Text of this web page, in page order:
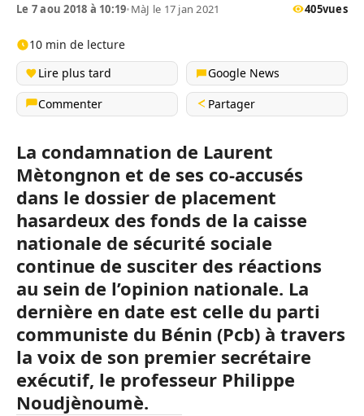
Le 7 aou 2018 à 10:19•MàJ le 17 jan 2021 405vues
10 min de lecture
Lire plus tard
Google News
Commenter
Partager
La condamnation de Laurent
Mètongnon et de ses co-accusés
dans le dossier de placement
hasardeux des fonds de la caisse
nationale de sécurité sociale
continue de susciter des réactions
au sein de l’opinion nationale. La
dernière en date est celle du parti
communiste du Bénin (Pcb) à travers
la voix de son premier secrétaire
exécutif, le professeur Philippe
Noudjènoumè.